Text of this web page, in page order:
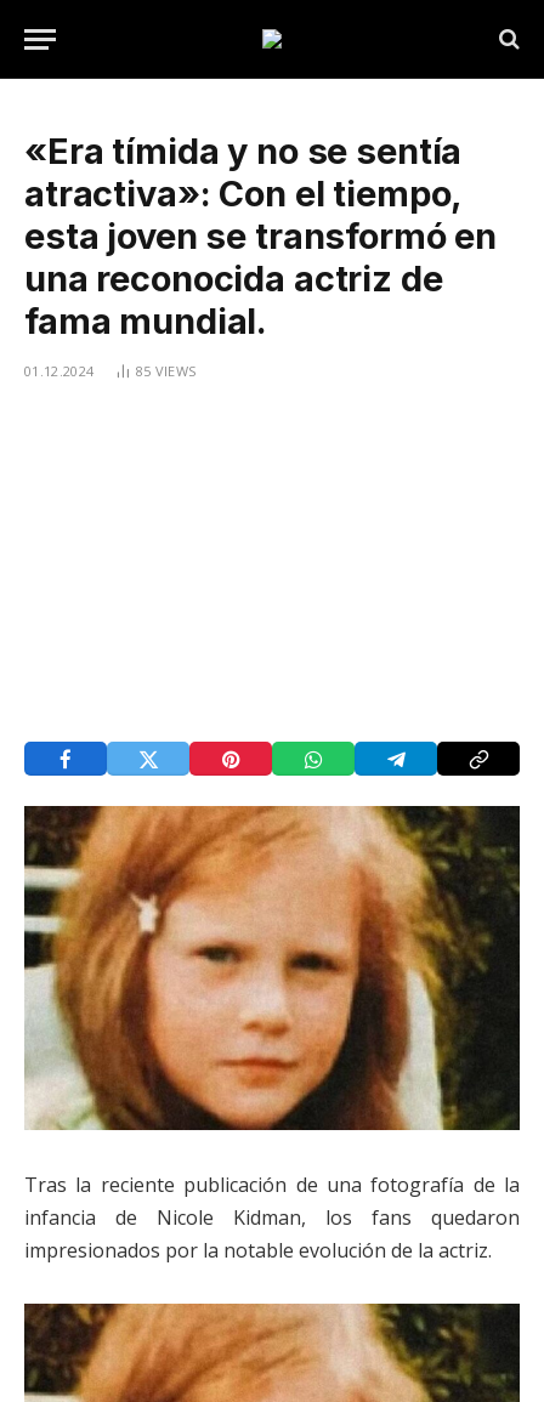
«Era tímida y no se sentía
atractiva»: Con el tiempo,
esta joven se transformó en
una reconocida actriz de
fama mundial.
01.12.2024 85 VIEWS
Tras la reciente publicación de una fotografía de la
infancia de Nicole Kidman, los fans quedaron
impresionados por la notable evolución de la actriz.